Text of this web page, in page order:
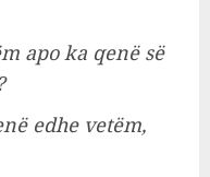
apo ka qenë së
edhe vetëm,